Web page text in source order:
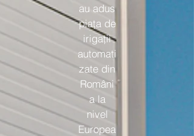
au adus
piața de
irigații
automati
zate din
Români
a la
nivel
Europea